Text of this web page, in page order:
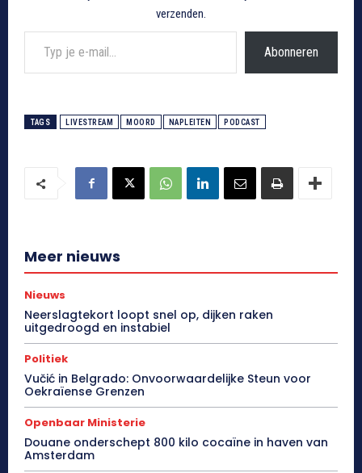
verzenden.
Typ je e-mail...
Abonneren
TAGS LIVESTREAM MOORD NAPLEITEN PODCAST
Meer nieuws
Nieuws
Neerslagtekort loopt snel op, dijken raken
uitgedroogd en instabiel
Politiek
Vučić in Belgrado: Onvoorwaardelijke Steun voor
Oekraïense Grenzen
Openbaar Ministerie
Douane onderschept 800 kilo cocaïne in haven van
Amsterdam